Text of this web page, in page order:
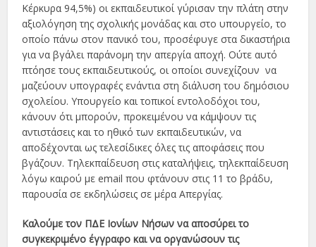
Κέρκυρα 94,5%) οι εκπαιδευτικοί γύρισαν την πλάτη στην
αξιολόγηση της σχολικής μονάδας και στο υπουργείο, το
οποίο πάνω στον πανικό του, προσέφυγε στα δικαστήρια
για να βγάλει παράνομη την απεργία αποχή. Ούτε αυτό
πτόησε τους εκπαιδευτικούς, οι οποίοι συνεχίζουν να
μαζεύουν υπογραφές ενάντια στη διάλυση του δημόσιου
σχολείου. Υπουργείο και τοπικοί εντολοδόχοι του,
κάνουν ότι μπορούν, προκειμένου να κάμψουν τις
αντιστάσεις και το ηθικό των εκπαιδευτικών, να
αποδέχονται ως τελεσίδικες όλες τις αποφάσεις που
βγάζουν. Τηλεκπαίδευση στις καταλήψεις, τηλεκπαίδευση
λόγω καιρού με email που φτάνουν στις 11 το βράδυ,
παρουσία σε εκδηλώσεις σε μέρα Απεργίας.
Καλούμε τον ΠΔΕ Ιονίων Νήσων να αποσύρει το
συγκεκριμένο έγγραφο και να οργανώσουν τις